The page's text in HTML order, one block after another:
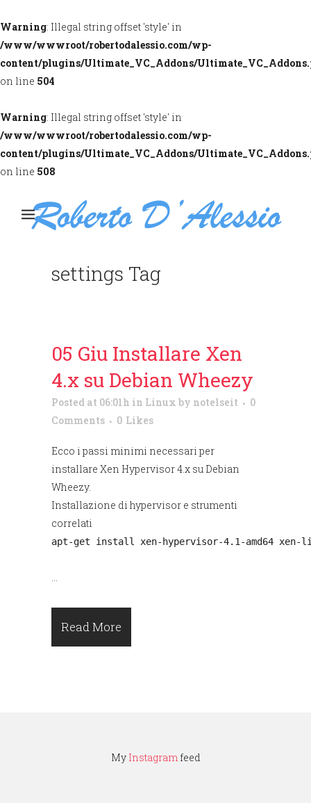
Warning: Illegal string offset 'style' in
/www/wwwroot/robertodalessio.com/wp-
content/plugins/Ultimate_VC_Addons/
on line 504
Warning: Illegal string offset 'style' in
/www/wwwroot/robertodalessio.com/wp-
content/plugins/Ultimate_VC_Addons/
on line 508
settings Tag
05 Giu Installare Xen
4.x su Debian Wheezy
Posted at 06:01h in Linux by notelseit
0
Comments
0 Likes
Ecco i passi minimi necessari per
installare Xen Hypervisor 4.x su Debian
Wheezy.
Installazione di hypervisor e strumenti
correlati
apt-get install xen-hypervisor-4.1-amd64 xen-
...
Read More
My Instagramfeed